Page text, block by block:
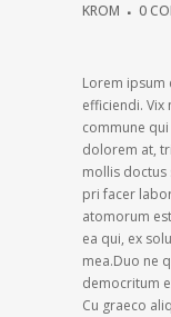
KROM
0
Lorem ipsum
efficiendi.
commune
dolorem at,
mollis doctus
pri facer
atomorum
ea qui, ex
mea.Duo ne
democritum
Cu graeco